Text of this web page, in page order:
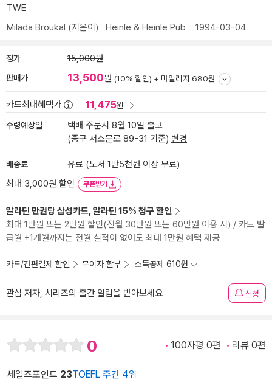
TWE
Milada Broukal (지은이) Heinle & Heinle Pub 1994-03-04
정가 15,000원
판매가 13,500원 (10% 할인) + 마일리지 680원
카드최대혜택가 11,475원
수령예상일
택배 주문시 8월 10일 출고
(중구 서소문로 89-31 기준) 변경
배송료
유료 (도서 1만5천원 이상 무료)
최대 3,000원 할인
쿠폰받기
알라딘 만권당 삼성카드, 알라딘 15% 청구 할인
최대 1만원 또는 2만원 할인(전월 30만원 또는 60만원 이용 시) / 카드 발
급월 +1개월까지는 전월 실적이 없어도 최대 1만원 혜택 제공
카드/간편결제 할인 무이자 할부 소득공제 610원
관심 저자, 시리즈의 출간 알림을 받아보세요 신청
0 100자평 0편 리뷰 0편
세일즈포인트 23TOEFL 주간 4위